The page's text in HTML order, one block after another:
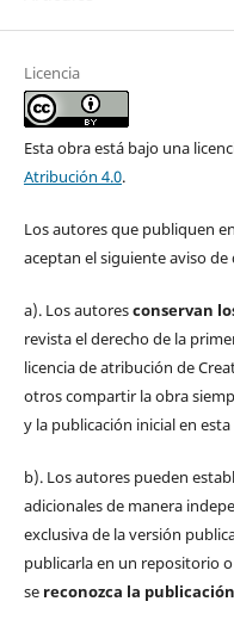
Licencia
Esta obra está bajo una
Atribución 4.0.
Los autores que publiquen
aceptan el siguiente aviso
a). Los autoresconservan
revista el derecho de la
licencia de atribución de
otros compartir la obra
y la publicación inicial en
b). Los autores pueden
adicionales de manera
exclusiva de la versión
publicarla en un repositorio
sereconozca la